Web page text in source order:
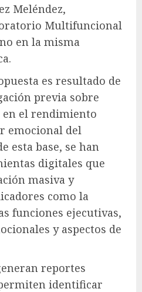
Meléndez,
Multifuncional
en la misma
es resultado de
previa sobre
en el rendimiento
emocional del
esta base, se han
digitales que
masiva y
como la
funciones ejecutivas,
y aspectos de
reportes
identificar